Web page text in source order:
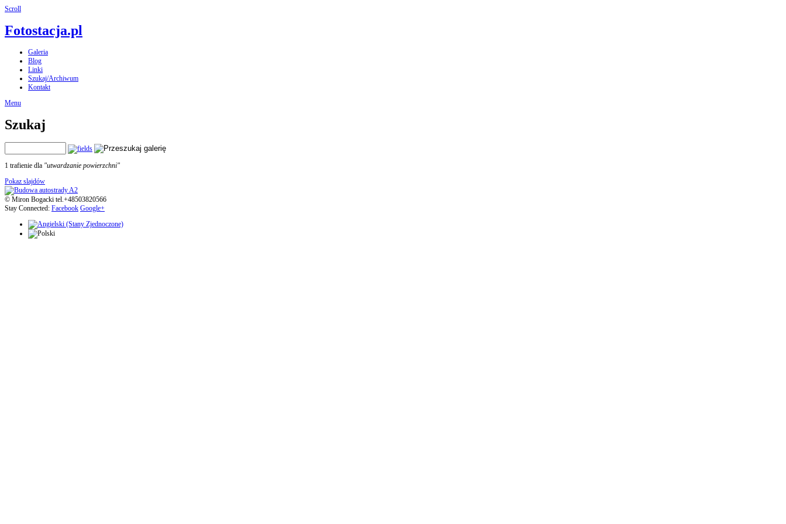
Scroll
Fotostacja.pl
Galeria
Blog
Linki
Szukaj/Archiwum
Kontakt
Menu
Szukaj
1 trafienie dla "utwardzanie powierzchni"
Pokaz slajdów
© Miron Bogacki tel.+48503820566
Stay Connected: Facebook Google+